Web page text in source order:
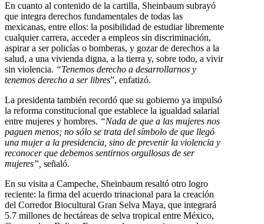
En cuanto al contenido de la cartilla, Sheinbaum subrayó
que integra derechos fundamentales de todas las
mexicanas, entre ellos: la posibilidad de estudiar libremente
cualquier carrera, acceder a empleos sin discriminación,
aspirar a ser policías o bomberas, y gozar de derechos a la
salud, a una vivienda digna, a la tierra y, sobre todo, a vivir
sin violencia. “Tenemos derecho a desarrollarnos y
tenemos derecho a ser libres”, enfatizó.
La presidenta también recordó que su gobierno ya impulsó
la reforma constitucional que establece la igualdad salarial
entre mujeres y hombres. “Nada de que a las mujeres nos
paguen menos; no sólo se trata del símbolo de que llegó
una mujer a la presidencia, sino de prevenir la violencia y
reconocer que debemos sentirnos orgullosas de ser
mujeres”, señaló.
En su visita a Campeche, Sheinbaum resaltó otro logro
reciente: la firma del acuerdo trinacional para la creación
del Corredor Biocultural Gran Selva Maya, que integrará
5.7 millones de hectáreas de selva tropical entre México,